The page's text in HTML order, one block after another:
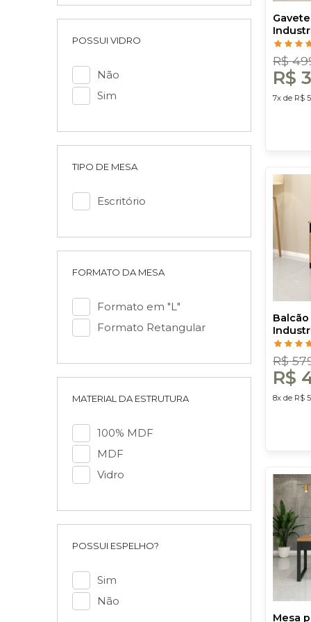
POSSUI VIDRO
Não
Sim
TIPO DE MESA
Escritório
FORMATO DA MESA
Formato em "L"
Formato Retangular
MATERIAL DA ESTRUTURA
100% MDF
MDF
Vidro
POSSUI ESPELHO?
Sim
Não
Costa
R$
R$
7x de R$
Dalla
R$
R$
8x de R$
Mesa